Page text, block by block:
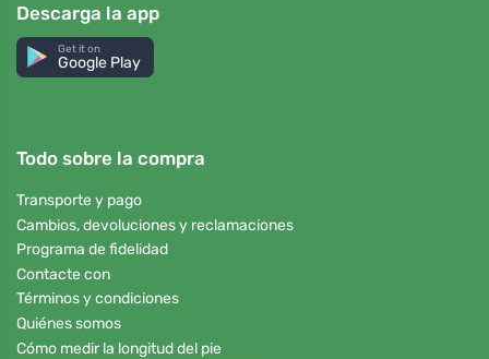
Descarga la app
Get it on
Google Play
Todo sobre la compra
Transporte y pago
Cambios, devoluciones y reclamaciones
Programa de fidelidad
Contacte con
Términos y condiciones
Quiénes somos
Cómo medir la longitud del pie